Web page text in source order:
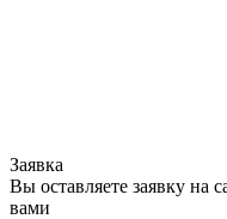
Заявка
Вы оставляете заявку на
вами